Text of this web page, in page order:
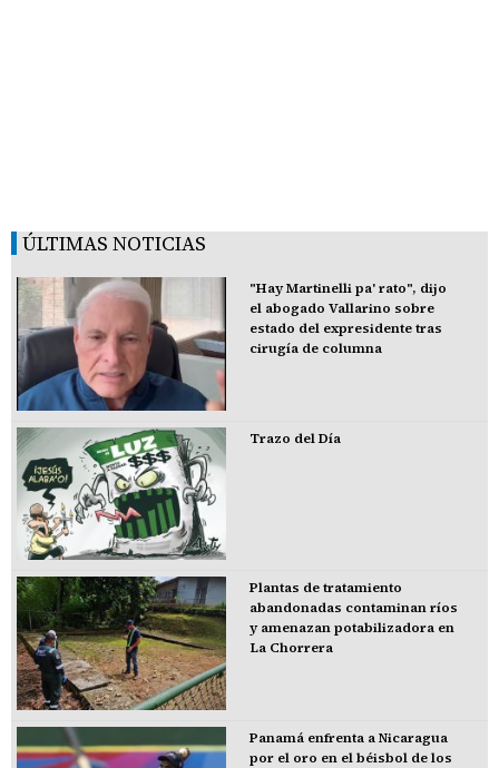
ÚLTIMAS NOTICIAS
"Hay Martinelli pa' rato", dijo
el abogado Vallarino sobre
estado del expresidente tras
cirugía de columna
Trazo del Día
Plantas de tratamiento
abandonadas contaminan ríos
y amenazan potabilizadora en
La Chorrera
Panamá enfrenta a Nicaragua
por el oro en el béisbol de los